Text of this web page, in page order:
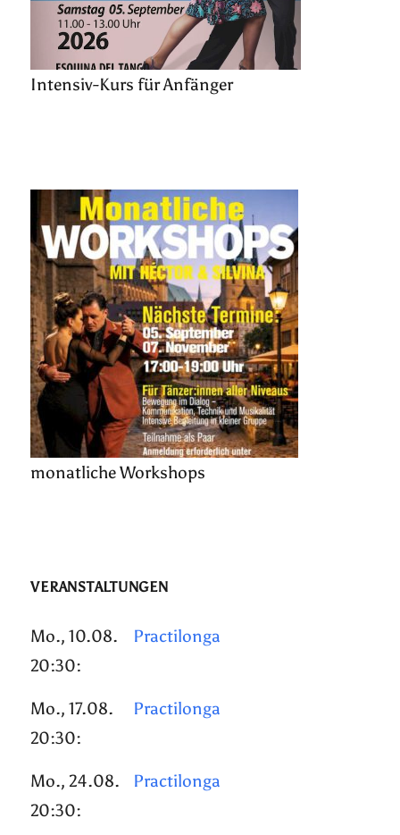
Intensiv-Kurs für Anfänger
monatliche Workshops
VERANSTALTUNGEN
Mo., 10.08.
20:30:
Practilonga
Mo., 17.08.
20:30:
Practilonga
Mo., 24.08.
20:30:
Practilonga